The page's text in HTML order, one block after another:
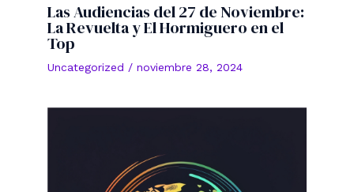
Las Audiencias del 27 de Noviembre:
La Revuelta y El Hormiguero en el
Top
Uncategorized / noviembre 28, 2024